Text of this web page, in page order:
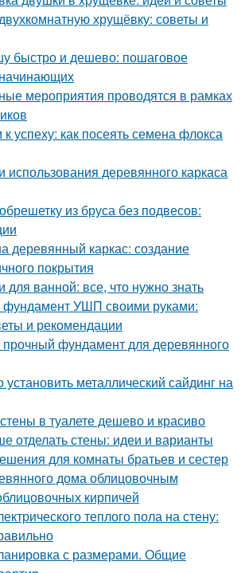
хрущёвку: советы и
быстро и дешево: пошаговое
мероприятия проводятся в рамках
успеху: как посеять семена флокса
использования деревянного каркаса
из бруса без подвесов:
деревянный каркас: создание
покрытия
для ванной: все, что нужно знать
фундамент УШП своими руками:
и рекомендации
прочный фундамент для деревянного
установить металлический сайдинг на
в туалете дешево и красиво
отделать стены: идеи и варианты
для комнаты братьев и сестер
дома облицовочным
кирпичей
теплого пола на стену:
с размерами. Общие